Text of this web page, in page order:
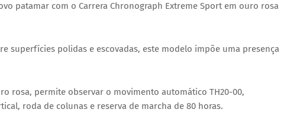
patamar com o Carrera Chronograph Extreme Sport em ouro rosa
superfícies polidas e escovadas, este modelo impõe uma presença
rosa, permite observar o movimento automático TH20-00,
roda de colunas e reserva de marcha de 80 horas.